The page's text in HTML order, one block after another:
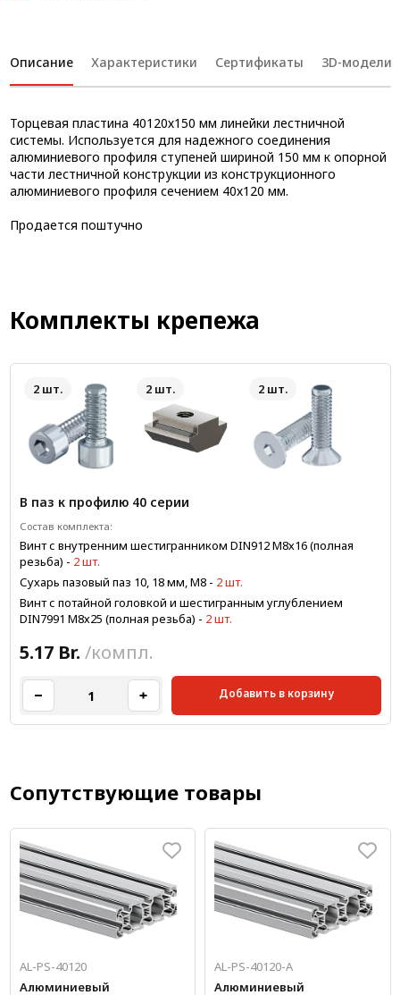
Описание Характеристики Сертификаты 3D-модели
Торцевая пластина 40120х150 мм линейки лестничной
системы. Используется для надежного соединения
алюминиевого профиля ступеней шириной 150 мм к опорной
части лестничной конструкции из конструкционного
алюминиевого профиля сечением 40х120 мм.
Продается поштучно
Комплекты крепежа
2 шт. 2 шт. 2 шт.
В паз к профилю 40 серии
Состав комплекта:
Винт с внутренним шестигранником DIN912 М8х16 (полная
резьба) - 2 шт.
Сухарь пазовый паз 10, 18 мм, М8- 2 шт.
Винт с потайной головкой и шестигранным углублением
DIN7991 M8х25 (полная резьба) - 2 шт.
5.17 Br. /компл.
Добавить в корзину
Сопутствующие товары
AL-PS-40120
Алюминиевый
AL-PS-40120-A
Алюминиевый